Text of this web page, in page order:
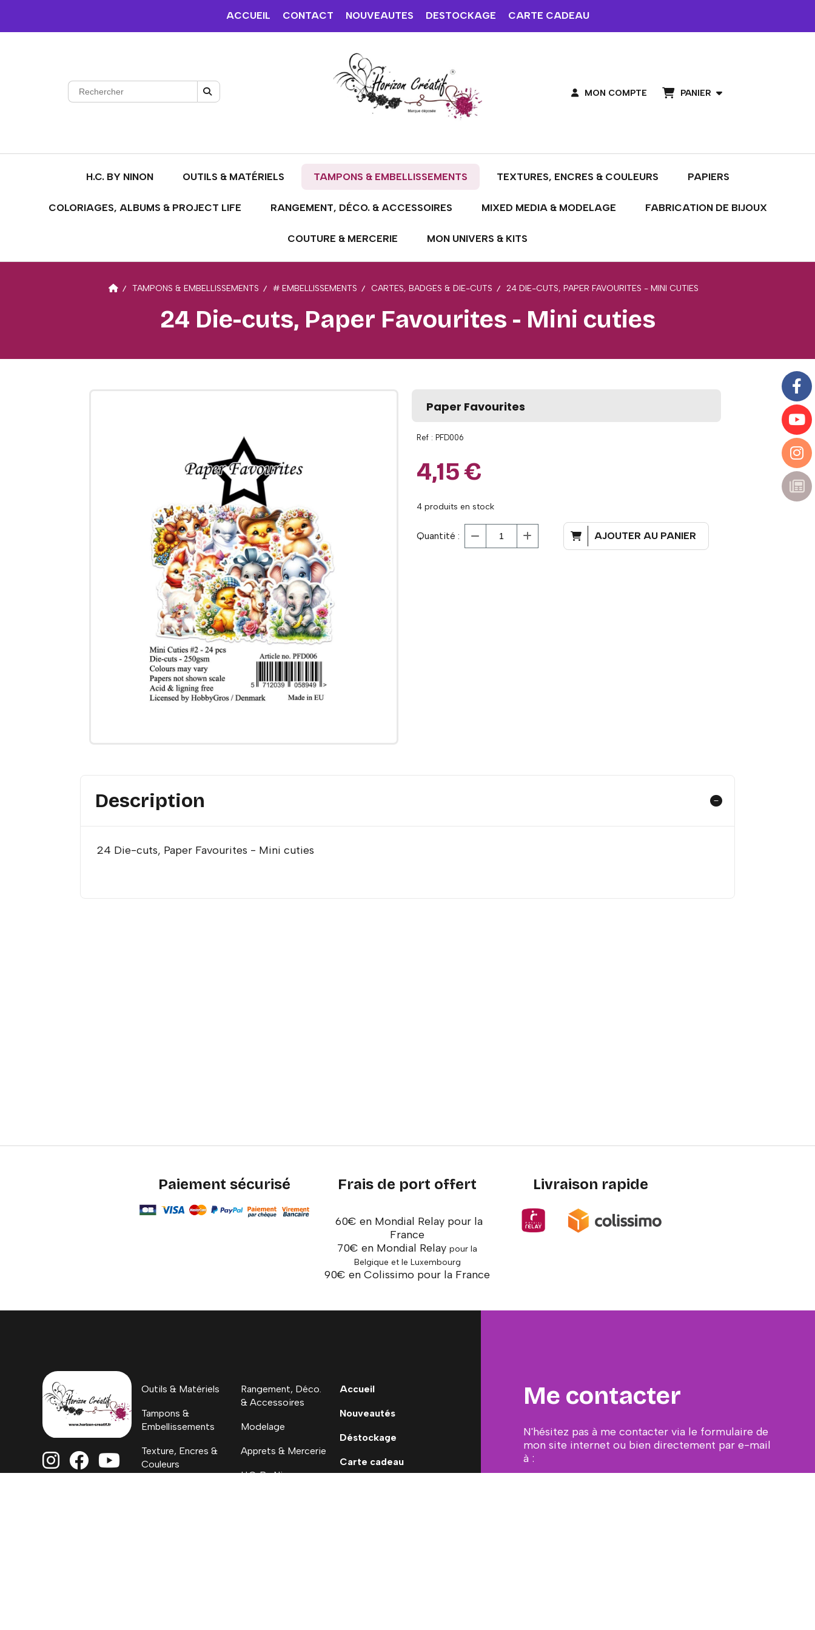
ACCUEIL CONTACT NOUVEAUTES DESTOCKAGE CARTE CADEAU
MON COMPTE PANIER
H.C. BY NINON OUTILS & MATÉRIELS TAMPONS & EMBELLISSEMENTS TEXTURES, ENCRES & COULEURS PAPIERS
COLORIAGES, ALBUMS & PROJECT LIFE RANGEMENT, DÉCO. & ACCESSOIRES MIXED MEDIA & MODELAGE FABRICATION DE BIJOUX
COUTURE & MERCERIE MON UNIVERS & KITS
TAMPONS & EMBELLISSEMENTS # EMBELLISSEMENTS CARTES, BADGES & DIE-CUTS 24 DIE-CUTS, PAPER FAVOURITES - MINI CUTIES
24 Die-cuts, Paper Favourites - Mini cuties
Paper Favourites
Ref : PFD006
4,15€
4 produits en stock
Quantité : AJOUTER AU PANIER
Description
24 Die-cuts, Paper Favourites - Mini cuties
Paiement sécurisé Frais de port offert
60€ en Mondial Relay pour la
France
70€ en Mondial Relaypour la
Belgique et le Luxembourg
90€ en Colissimo pour la France
Livraison rapide
  
Outils & Matériels
Tampons &
Embellissements
Texture, Encres &
Couleurs
Rangement, Déco.
& Accessoires
Modelage
Apprets & Mercerie
H.C. By Ninon
Accueil
Nouveautés
Déstockage
Carte cadeau
Me contacter
N'hésitez pas à me contacter via le formulaire de
mon site internet ou bien directement par e-mail
à :